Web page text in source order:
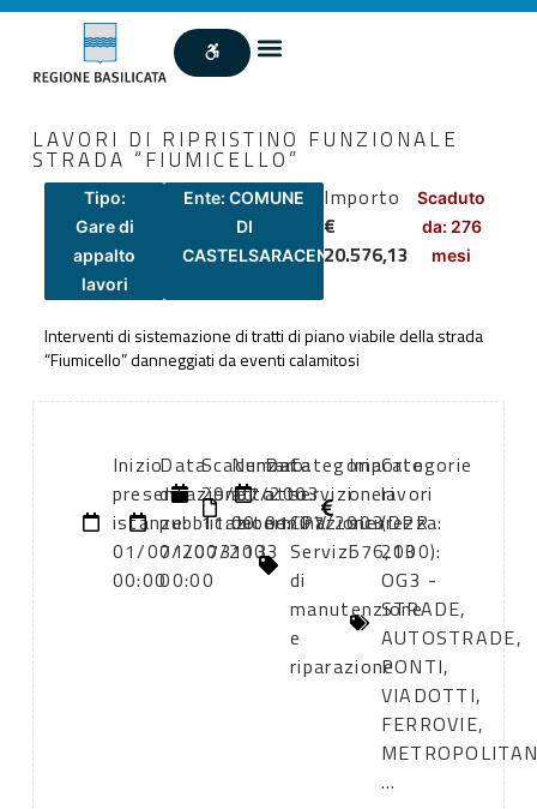
LAVORI DI RIPRISTINO FUNZIONALE
STRADA “FIUMICELLO”
Tipo:
Gare di
appalto
lavori
Ente: COMUNE
DI
CASTELSARACENO
Importo
€
20.576,13
Scaduto
da: 276
mesi
Interventi di sistemazione di tratti di piano viabile della strada
“Fiumicello” danneggiati da eventi calamitosi
Inizio
presentazione
istanze:
01/07/2003
00:00
Data
di
pubblicazione:
01/07/2003
00:00
Scadenza:
29/07/2003
11:00
Numero
atto:
determinazione
113
Data
atto:
01/07/2003
Categoria
servizi
CPV:
Servizi
di
manutenzione
e
riparazione
Importo
oneri
sicurezza:
576,13
Categorie
lavori
(DPR
2000):
OG3 -
STRADE,
AUTOSTRADE,
PONTI,
VIADOTTI,
FERROVIE,
...